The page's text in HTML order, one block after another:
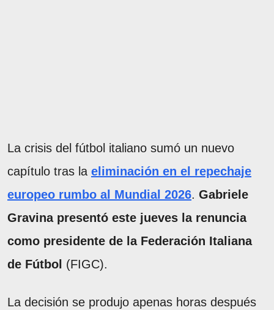
La crisis del fútbol italiano sumó un nuevo
capítulo tras la eliminación en el repechaje
europeo rumbo al Mundial 2026. Gabriele
Gravina presentó este jueves la renuncia
como presidente de la Federación Italiana
de Fútbol (FIGC).
La decisión se produjo apenas horas después